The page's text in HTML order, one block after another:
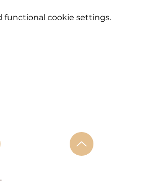
functional cookie settings.